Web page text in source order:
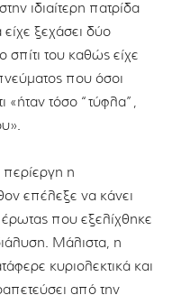
ιδιαίτερη πατρίδα
ξεχάσει δύο
του καθώς είχε
που όσοι
«ήταν τόσο “τύφλα”,
περίεργη η
επέλεξε να κάνει
που εξελίχθηκε
Μάλιστα, η
κυριολεκτικά και
από την